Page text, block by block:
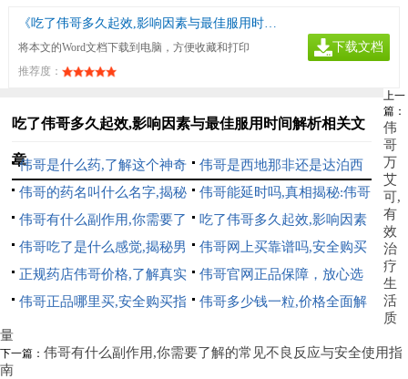
《吃了伟哥多久起效,影响因素与最佳服用时间解析》
将本文的Word文档下载到电脑，方便收藏和打印
推荐度：
下载文档
吃了伟哥多久起效,影响因素与最佳服用时间解析相关文
章伟哥是什么药,了解这个神奇
药物的真相与作用
伟哥是西地那非还是达泊西
汀,一文读懂两种男性助勃药
物的区别与选择
伟哥的药名叫什么名字,揭秘
蓝色小药片的真实身份与作用
机制
伟哥能延时吗,真相揭秘:伟哥
对早泄的实际效果分析
伟哥有什么副作用,你需要了
解的常见不良反应与安全使用
指南
吃了伟哥多久起效,影响因素
与最佳服用时间解析
伟哥吃了是什么感觉,揭秘男
性服用伟哥的真实体验与感受
伟哥网上买靠谱吗,安全购买
指南与风险分析
正规药店伟哥价格,了解真实
市场价格与购买指南
伟哥官网正品保障，放心选
择，品质保证
伟哥正品哪里买,安全购买指
南,认准正规渠道
伟哥多少钱一粒,价格全面解
上一
篇：
伟
哥
万
艾
可,
有
效
治
疗
生
活
质
量
下一篇： 伟哥有什么副作用,你需要了解的常见不良反应与安全使用指
南